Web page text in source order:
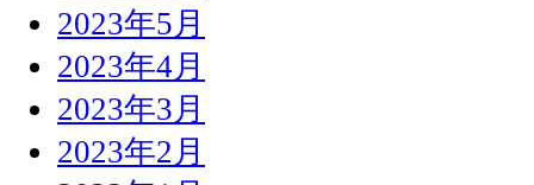
2023年5月
2023年4月
2023年3月
2023年2月